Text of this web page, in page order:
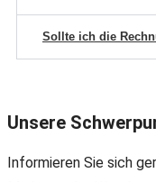
Sollte ich die
Unsere
Informieren Sie sich